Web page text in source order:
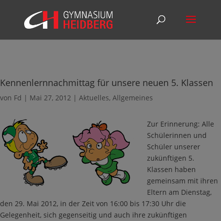
Kennenlernnachmittag für unsere neuen 5. Klassen
von Fd | Mai 27, 2012 | Aktuelles, Allgemeines
Zur Erinnerung: Alle
Schülerinnen und
Schüler unserer
zukünftigen 5.
Klassen haben
gemeinsam mit ihren
Eltern am Dienstag,
den 29. Mai 2012, in der Zeit von 16:00 bis 17:30 Uhr die
Gelegenheit, sich gegenseitig und auch ihre zukünftigen